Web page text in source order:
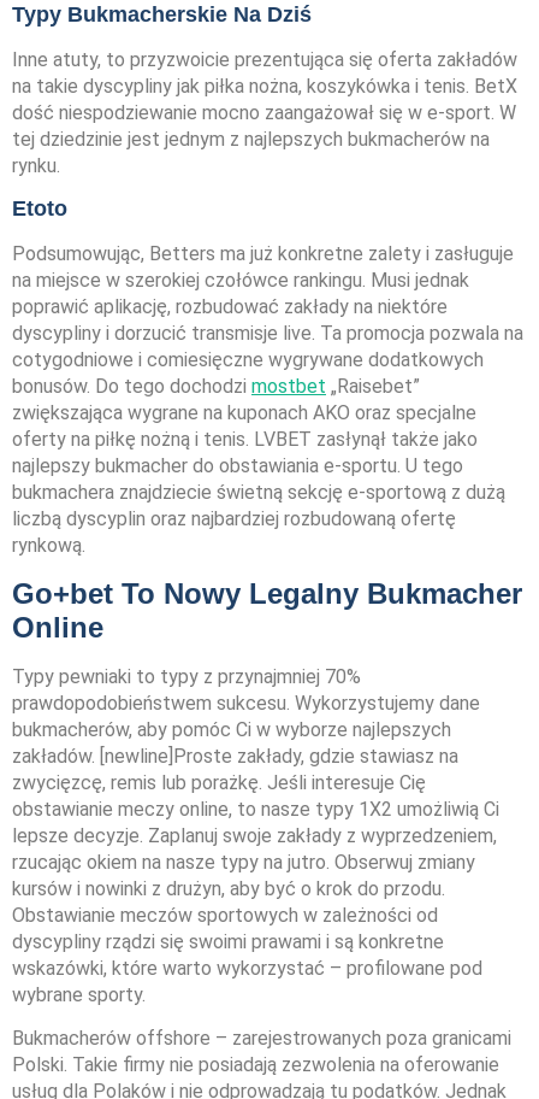
Typy Bukmacherskie Na Dziś
Inne atuty, to przyzwoicie prezentująca się oferta zakładów
na takie dyscypliny jak piłka nożna, koszykówka i tenis. BetX
dość niespodziewanie mocno zaangażował się w e-sport. W
tej dziedzinie jest jednym z najlepszych bukmacherów na
rynku.
Etoto
Podsumowując, Betters ma już konkretne zalety i zasługuje
na miejsce w szerokiej czołówce rankingu. Musi jednak
poprawić aplikację, rozbudować zakłady na niektóre
dyscypliny i dorzucić transmisje live. Ta promocja pozwala na
cotygodniowe i comiesięczne wygrywane dodatkowych
bonusów. Do tego dochodzi mostbet „Raisebet”
zwiększająca wygrane na kuponach AKO oraz specjalne
oferty na piłkę nożną i tenis. LVBET zasłynął także jako
najlepszy bukmacher do obstawiania e-sportu. U tego
bukmachera znajdziecie świetną sekcję e-sportową z dużą
liczbą dyscyplin oraz najbardziej rozbudowaną ofertę
rynkową.
Go+bet To Nowy Legalny Bukmacher
Online
Typy pewniaki to typy z przynajmniej 70%
prawdopodobieństwem sukcesu. Wykorzystujemy dane
bukmacherów, aby pomóc Ci w wyborze najlepszych
zakładów. [newline]Proste zakłady, gdzie stawiasz na
zwycięzcę, remis lub porażkę. Jeśli interesuje Cię
obstawianie meczy online, to nasze typy 1X2 umożliwią Ci
lepsze decyzje. Zaplanuj swoje zakłady z wyprzedzeniem,
rzucając okiem na nasze typy na jutro. Obserwuj zmiany
kursów i nowinki z drużyn, aby być o krok do przodu.
Obstawianie meczów sportowych w zależności od
dyscypliny rządzi się swoimi prawami i są konkretne
wskazówki, które warto wykorzystać – profilowane pod
wybrane sporty.
Bukmacherów offshore – zarejestrowanych poza granicami
Polski. Takie firmy nie posiadają zezwolenia na oferowanie
usług dla Polaków i nie odprowadzają tu podatków. Jednak